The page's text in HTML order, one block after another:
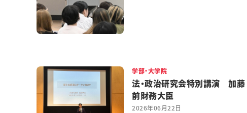
学部・大学院
法・政治研究会特別講演 加藤
前財務大臣
2026年06月22日